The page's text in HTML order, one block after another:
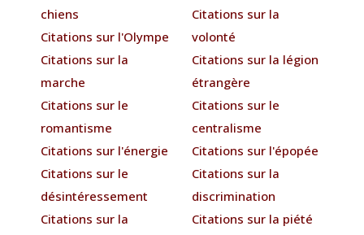
chiens
Citations sur l'Olympe
Citations sur la
marche
Citations sur le
romantisme
Citations sur l'énergie
Citations sur le
désintéressement
Citations sur la
Citations sur la
volonté
Citations sur la légion
étrangère
Citations sur le
centralisme
Citations sur l'épopée
Citations sur la
discrimination
Citations sur la piété